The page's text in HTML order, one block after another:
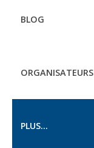
BLOG
ORGANISATEURS
PLUS...